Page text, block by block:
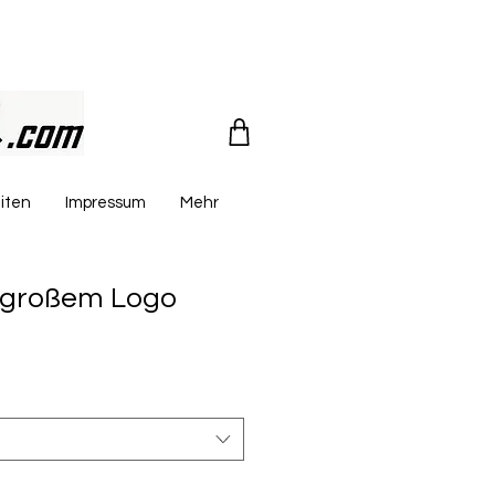
Impressum Mehr
Logo